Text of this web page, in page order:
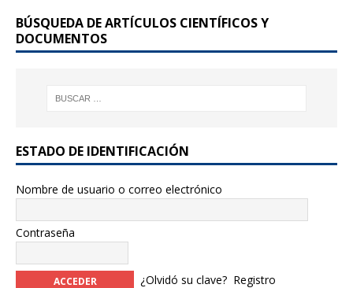
o
k
BÚSQUEDA DE ARTÍCULOS CIENTÍFICOS Y
DOCUMENTOS
ESTADO DE IDENTIFICACIÓN
Nombre de usuario o correo electrónico
Contraseña
¿Olvidó su clave? Registro